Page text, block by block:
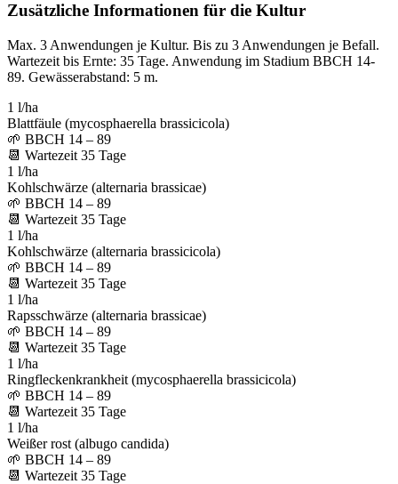
Zusätzliche Informationen für die Kultur
Max. 3 Anwendungen je Kultur. Bis zu 3 Anwendungen je Befall.
Wartezeit bis Ernte: 35 Tage. Anwendung im Stadium BBCH 14-
89. Gewässerabstand: 5 m.
1 l/ha
Blattfäule (mycosphaerella brassicicola)
🌱 BBCH 14 – 89
📆 Wartezeit 35 Tage
1 l/ha
Kohlschwärze (alternaria brassicae)
🌱 BBCH 14 – 89
📆 Wartezeit 35 Tage
1 l/ha
Kohlschwärze (alternaria brassicicola)
🌱 BBCH 14 – 89
📆 Wartezeit 35 Tage
1 l/ha
Rapsschwärze (alternaria brassicae)
🌱 BBCH 14 – 89
📆 Wartezeit 35 Tage
1 l/ha
Ringfleckenkrankheit (mycosphaerella brassicicola)
🌱 BBCH 14 – 89
📆 Wartezeit 35 Tage
1 l/ha
Weißer rost (albugo candida)
🌱 BBCH 14 – 89
📆 Wartezeit 35 Tage